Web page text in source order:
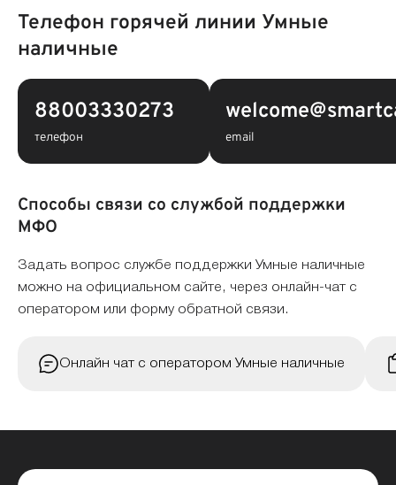
Телефон горячей линии Умные
наличные
88003330273
телефон email
Способы связи со службой поддержки
МФО
Задать вопрос службе поддержки Умные наличные
можно на официальном сайте, через онлайн-чат с
оператором или форму обратной связи.
Онлайн чат с оператором Умные наличные